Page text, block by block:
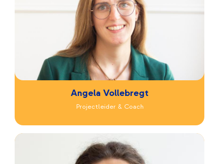
Angela Vollebregt
Projectleider & Coach